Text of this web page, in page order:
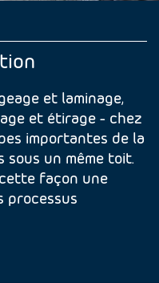
et laminage,
et étirage - chez
importantes de la
un même toit.
façon une
processus